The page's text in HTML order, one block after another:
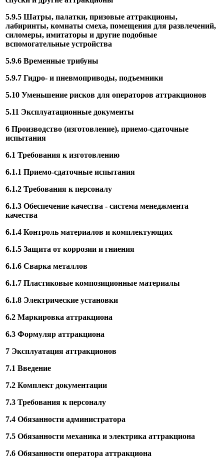
5.9.5 Шатры, палатки, призовые аттракционы,
лабиринты, комнаты смеха, помещения для развлечений,
силомеры, имитаторы и другие подобные
вспомогательные устройства
5.9.6 Временные трибуны
5.9.7 Гидро- и пневмоприводы, подъемники
5.10 Уменьшение рисков для операторов аттракционов
5.11 Эксплуатационные документы
6 Производство (изготовление), приемо-сдаточные
испытания
6.1 Требования к изготовлению
6.1.1 Приемо-сдаточные испытания
6.1.2 Требования к персоналу
6.1.3 Обеспечение качества - система менеджмента
качества
6.1.4 Контроль материалов и комплектующих
6.1.5 Защита от коррозии и гниения
6.1.6 Сварка металлов
6.1.7 Пластиковые композиционные материалы
6.1.8 Электрические установки
6.2 Маркировка аттракциона
6.3 Формуляр аттракциона
7 Эксплуатация аттракционов
7.1 Введение
7.2 Комплект документации
7.3 Требования к персоналу
7.4 Обязанности администратора
7.5 Обязанности механика и электрика аттракциона
7.6 Обязанности оператора аттракциона